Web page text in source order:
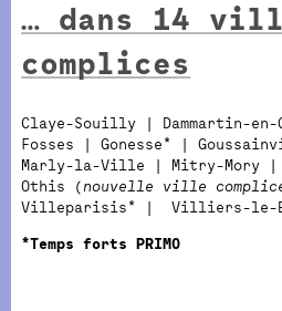
… dans 14
complices
Claye-Souilly | Dammartin-en-
Fosses | Gonesse* |
Marly-la-Ville | Mitry-Mory |
Othis (nouvelle ville
Villeparisis* | Villiers-le-
*Temps forts PRIMO